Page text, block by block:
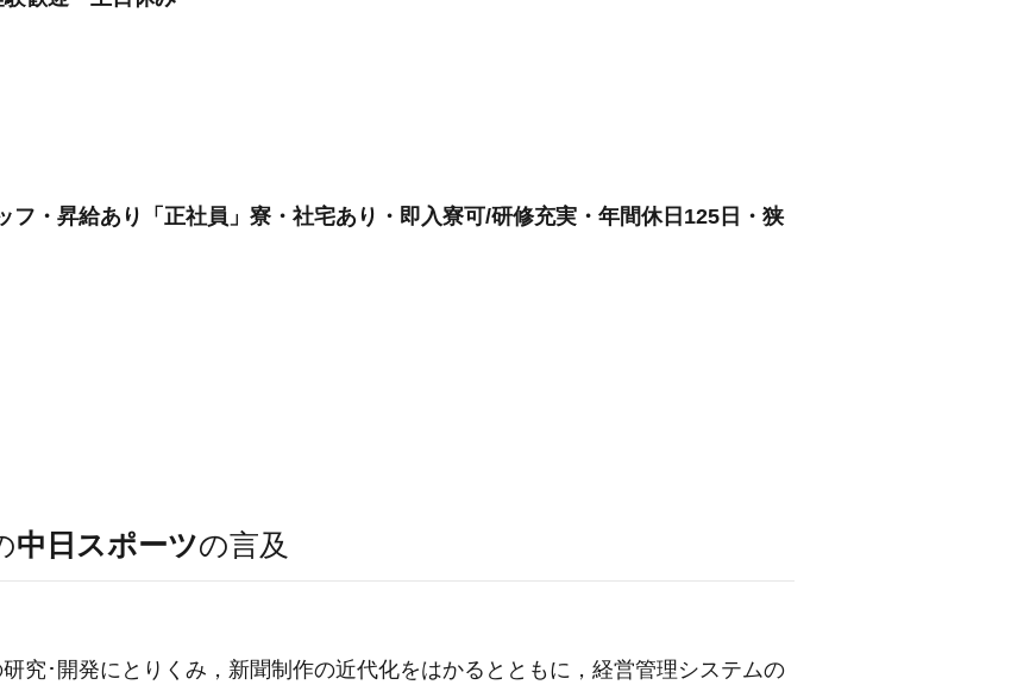
フ・昇給あり「正社員」寮・社宅あり・即入寮可/研修充実・年間休日125日・狭
中日スポーツの言及
究･開発にとりくみ，新聞制作の近代化をはかるとともに，経営管理システムの